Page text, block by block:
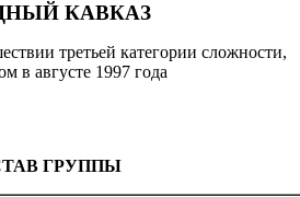
КАВКАЗ
третьей категории сложности,
в августе 1997 года
ГРУППЫ